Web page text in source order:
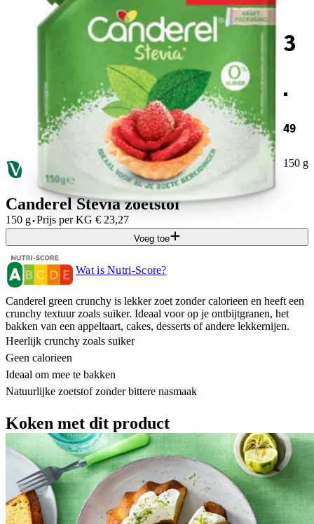
3
.
49
150 g
Canderel Stevia zoetstof
150 g·Prijs per KG € 23,27
Voeg toe
Wat is Nutri-Score?
Canderel green crunchy is lekker zoet zonder calorieen en heeft een
crunchy textuur zoals suiker. Ideaal voor op je ontbijtgranen, het
bakken van een appeltaart, cakes, desserts of andere lekkernijen.
Heerlijk crunchy zoals suiker
Geen calorieen
Ideaal om mee te bakken
Natuurlijke zoetstof zonder bittere nasmaak
Koken met dit product